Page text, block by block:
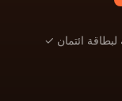
لبطاقة ائتمان